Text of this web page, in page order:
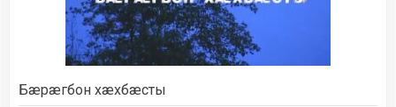
Бæрæгбон хæхбæсты